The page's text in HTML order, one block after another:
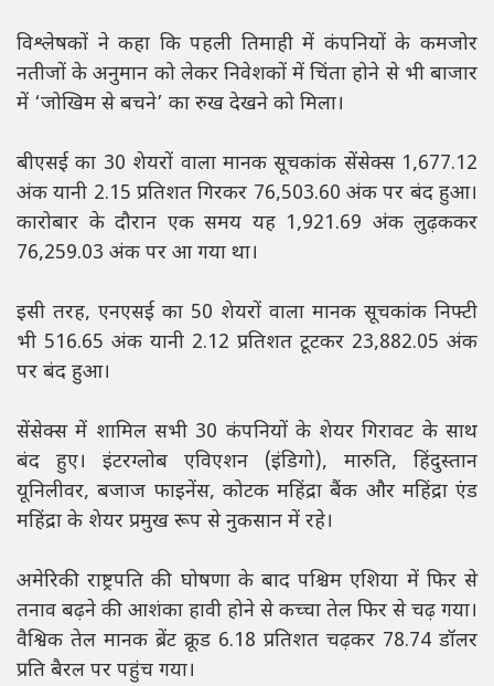
विश्लेषकों ने कहा कि पहली तिमाही में कंपनियों के कमजोर
नतीजों के अनुमान को लेकर निवेशकों में चिंता होने से भी बाजार
में ‘जोखिम से बचने’ का रुख देखने को मिला।
बीएसई का 30 शेयरों वाला मानक सूचकांक सेंसेक्स 1,677.12
अंक यानी 2.15 प्रतिशत गिरकर 76,503.60 अंक पर बंद हुआ।
कारोबार के दौरान एक समय यह 1,921.69 अंक लुढ़ककर
76,259.03 अंक पर आ गया था।
इसी तरह, एनएसई का 50 शेयरों वाला मानक सूचकांक निफ्टी
भी 516.65 अंक यानी 2.12 प्रतिशत टूटकर 23,882.05 अंक
पर बंद हुआ।
सेंसेक्स में शामिल सभी 30 कंपनियों के शेयर गिरावट के साथ
बंद हुए। इंटरग्लोब एविएशन (इंडिगो), मारुति, हिंदुस्तान
यूनिलीवर, बजाज फाइनेंस, कोटक महिंद्रा बैंक और महिंद्रा एंड
महिंद्रा के शेयर प्रमुख रूप से नुकसान में रहे।
अमेरिकी राष्ट्रपति की घोषणा के बाद पश्चिम एशिया में फिर से
तनाव बढ़ने की आशंका हावी होने से कच्चा तेल फिर से चढ़ गया।
वैश्विक तेल मानक ब्रेंट क्रूड 6.18 प्रतिशत चढ़कर 78.74 डॉलर
प्रति बैरल पर पहुंच गया।